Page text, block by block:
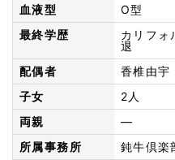
血液型
O型
最終学歴
カリフォ
退
配偶者
香椎由宇
子女
2人
両親
—
所属事務所
鈍牛倶楽